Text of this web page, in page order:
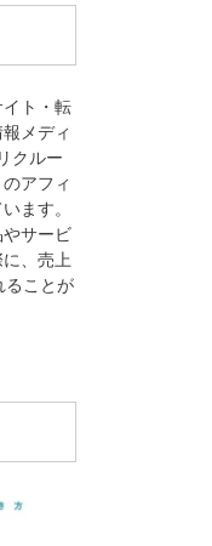
ト・転
メディ
クルー
アフィ
ます。
サービ
、売上
ることが